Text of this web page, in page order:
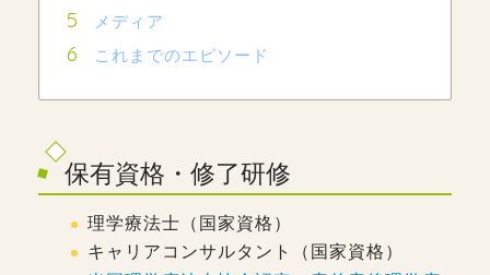
メディア
これまでのエピソード
保有資格・修了研修
理学療法士（国家資格）
キャリアコンサルタント（国家資格）